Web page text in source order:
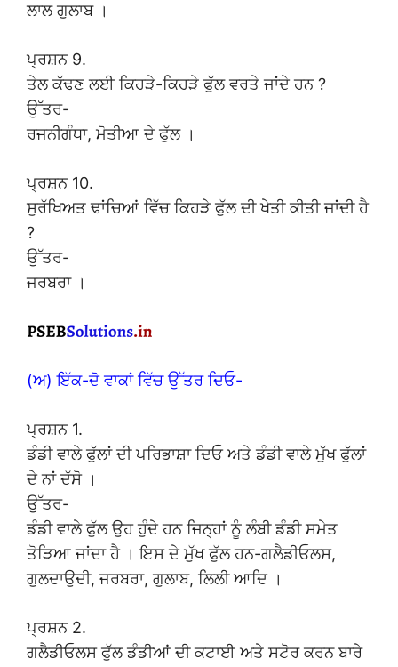
ਲਾਲ ਗੁਲਾਬ ।
ਪ੍ਰਸ਼ਨ 9.
ਤੇਲ ਕੱਢਣ ਲਈ ਕਿਹੜੇ-ਕਿਹੜੇ ਫੁੱਲ ਵਰਤੇ ਜਾਂਦੇ ਹਨ ?
ਉੱਤਰ-
ਰਜਨੀਗੰਧਾ, ਮੋਤੀਆ ਦੇ ਫੁੱਲ ।
ਪ੍ਰਸ਼ਨ 10.
ਸੁਰੱਖਿਅਤ ਢਾਂਚਿਆਂ ਵਿੱਚ ਕਿਹੜੇ ਫੁੱਲ ਦੀ ਖੇਤੀ ਕੀਤੀ ਜਾਂਦੀ ਹੈ
?
ਉੱਤਰ-
ਜਰਬਰਾ ।
(ਅ) ਇੱਕ-ਦੋ ਵਾਕਾਂ ਵਿੱਚ ਉੱਤਰ ਦਿਓ-
ਪ੍ਰਸ਼ਨ 1.
ਡੰਡੀ ਵਾਲੇ ਫੁੱਲਾਂ ਦੀ ਪਰਿਭਾਸ਼ਾ ਦਿਓ ਅਤੇ ਡੰਡੀ ਵਾਲੇ ਮੁੱਖ ਫੁੱਲਾਂ
ਦੇ ਨਾਂ ਦੱਸੋ ।
ਉੱਤਰ-
ਡੰਡੀ ਵਾਲੇ ਫੁੱਲ ਉਹ ਹੁੰਦੇ ਹਨ ਜਿਨ੍ਹਾਂ ਨੂੰ ਲੰਬੀ ਡੰਡੀ ਸਮੇਤ
ਤੋੜਿਆ ਜਾਂਦਾ ਹੈ । ਇਸ ਦੇ ਮੁੱਖ ਫੁੱਲ ਹਨ-ਗਲੈਡੀਓਲਸ,
ਗੁਲਦਾਉਦੀ, ਜਰਬਰਾ, ਗੁਲਾਬ, ਲਿਲੀ ਆਦਿ ।
ਪ੍ਰਸ਼ਨ 2.
ਗਲੈਡੀਓਲਸ ਫੁੱਲ ਡੰਡੀਆਂ ਦੀ ਕਟਾਈ ਅਤੇ ਸਟੋਰ ਕਰਨ ਬਾਰੇ